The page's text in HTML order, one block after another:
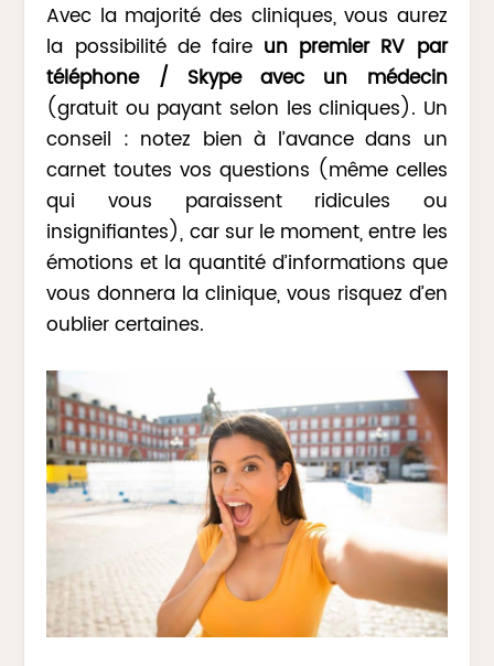
Avec la majorité des cliniques, vous aurez
la possibilité de faire un premier RV par
téléphone / Skype avec un médecin
(gratuit ou payant selon les cliniques). Un
conseil : notez bien à l’avance dans un
carnet toutes vos questions (même celles
qui vous paraissent ridicules ou
insignifiantes), car sur le moment, entre les
émotions et la quantité d’informations que
vous donnera la clinique, vous risquez d’en
oublier certaines.